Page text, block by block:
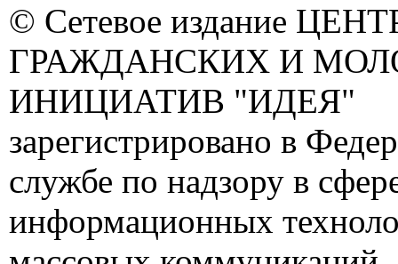
© Сетевое издание
ГРАЖДАНСКИХ И
ИНИЦИАТИВ "ИДЕЯ"
зарегистрировано в
службе по надзору в
информационных